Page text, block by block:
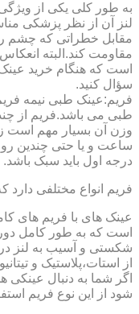
به طور کلی یکی از
لنز آن از نظر پزشکی
مقابل خطراتی که چشم
مقاومت کند.البته
است که هنگام خرید
سؤال کنید.
فریم:عینک طبی نیمه
طبی می باشد.فریم از
وزن آن بسیار مهم است
ساعت و یا حتی چندین
درجه اول باید سبک باشد.
فریم انواع مختلفی دارد
است که به طور کامل
شکستی و آسیب به لنز
از استات،پلاستیک و
اگر شما به دنبال عینکی
شود از این نوع فریم